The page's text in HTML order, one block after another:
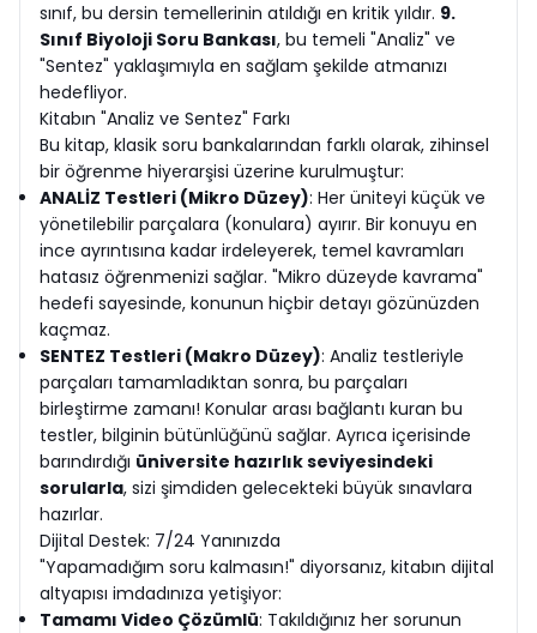
sınıf, bu dersin temellerinin atıldığı en kritik yıldır. 9.
Sınıf Biyoloji Soru Bankası, bu temeli "Analiz" ve
"Sentez" yaklaşımıyla en sağlam şekilde atmanızı
hedefliyor.
Kitabın "Analiz ve Sentez" Farkı
Bu kitap, klasik soru bankalarından farklı olarak, zihinsel
bir öğrenme hiyerarşisi üzerine kurulmuştur:
ANALİZ Testleri (Mikro Düzey): Her üniteyi küçük ve
yönetilebilir parçalara (konulara) ayırır. Bir konuyu en
ince ayrıntısına kadar irdeleyerek, temel kavramları
hatasız öğrenmenizi sağlar. "Mikro düzeyde kavrama"
hedefi sayesinde, konunun hiçbir detayı gözünüzden
kaçmaz.
SENTEZ Testleri (Makro Düzey): Analiz testleriyle
parçaları tamamladıktan sonra, bu parçaları
birleştirme zamanı! Konular arası bağlantı kuran bu
testler, bilginin bütünlüğünü sağlar. Ayrıca içerisinde
barındırdığı üniversite hazırlık seviyesindeki
sorularla, sizi şimdiden gelecekteki büyük sınavlara
hazırlar.
Dijital Destek: 7/24 Yanınızda
"Yapamadığım soru kalmasın!" diyorsanız, kitabın dijital
altyapısı imdadınıza yetişiyor:
Tamamı Video Çözümlü: Takıldığınız her sorunun